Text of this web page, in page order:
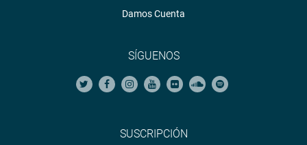
Damos Cuenta
SÍGUENOS
SUSCRIPCIÓN